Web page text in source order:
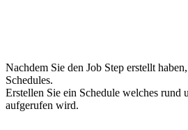
Nachdem Sie den Job Step erstellt
Schedules.
Erstellen Sie ein Schedule welches rund
aufgerufen wird.